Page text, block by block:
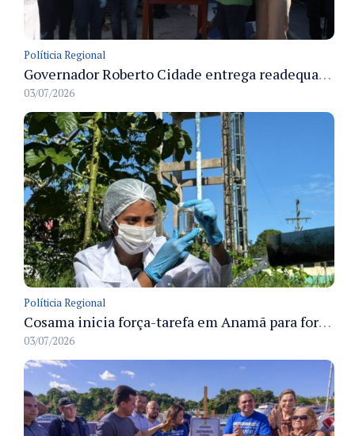
Políticia Regional
Governador Roberto Cidade entrega readequação do ambulatório da FCecon e amplia capacidade de atendimento oncológico em Manaus
03/07/2026
Políticia Regional
Cosama inicia força-tarefa em Anamã para fortalecer abastecimento de água e segurança hídrica da população
03/07/2026